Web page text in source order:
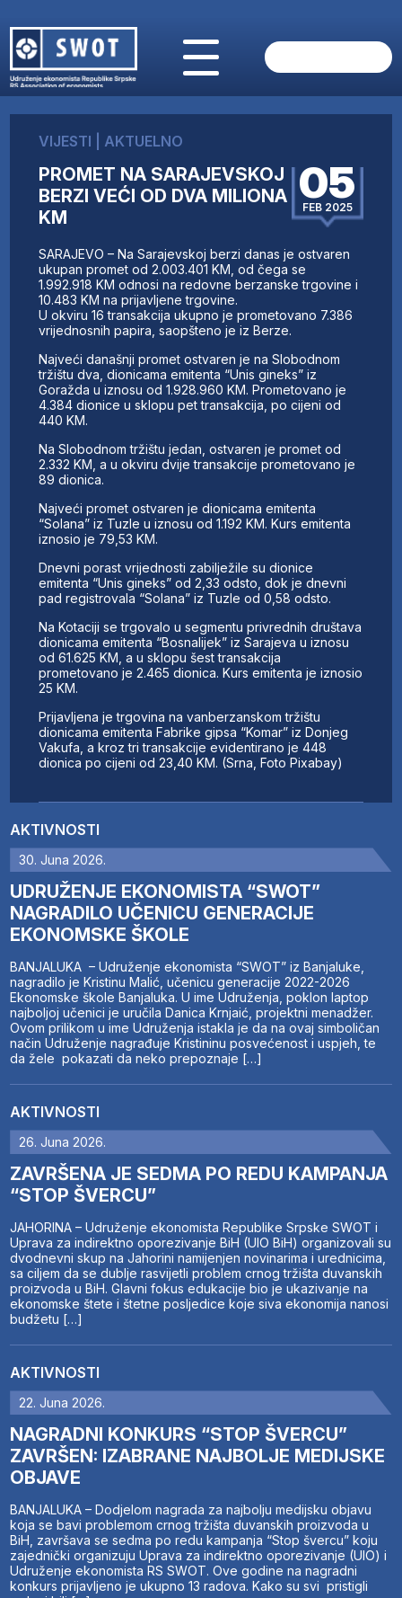
O NAMA
AKTUELNO
ANALIZE
KOMPANIJE
FINANSIJE
IZ STRANIH MEDIJA
AKTIVNOSTI
SWOT INTERVJU
UČLANI SE
KONTAKT
AKTIVNOSTI
30. Juna 2026.
UDRUŽENJE EKONOMISTA “SWOT”
NAGRADILO UČENICU GENERACIJE
EKONOMSKE ŠKOLE
BANJALUKA – Udruženje ekonomista “SWOT” iz Banjaluke,
nagradilo je Kristinu Malić, učenicu generacije 2022-2026
Ekonomske škole Banjaluka. U ime Udruženja, poklon laptop
najboljoj učenici je uručila Danica Krnjaić, projektni menadžer.
Ovom prilikom u ime Udruženja istakla je da na ovaj simboličan
način Udruženje nagrađuje Kristininu posvećenost i uspjeh, te
da žele pokazati da neko prepoznaje […]
AKTIVNOSTI
26. Juna 2026.
ZAVRŠENA JE SEDMA PO REDU KAMPANJA
“STOP ŠVERCU”
JAHORINA – Udruženje ekonomista Republike Srpske SWOT i
Uprava za indirektno oporezivanje BiH (UIO BiH) organizovali su
dvodnevni skup na Jahorini namijenjen novinarima i urednicima,
sa ciljem da se dublje rasvijetli problem crnog tržišta duvanskih
proizvoda u BiH. Glavni fokus edukacije bio je ukazivanje na
ekonomske štete i štetne posljedice koje siva ekonomija nanosi
budžetu […]
AKTIVNOSTI
22. Juna 2026.
NAGRADNI KONKURS “STOP ŠVERCU”
ZAVRŠEN: IZABRANE NAJBOLJE MEDIJSKE
OBJAVE
BANJALUKA – Dodjelom nagrada za najbolju medijsku objavu
koja se bavi problemom crnog tržišta duvanskih proizvoda u
BiH, završava se sedma po redu kampanja “Stop švercu” koju
zajednički organizuju Uprava za indirektno oporezivanje (UIO) i
Udruženje ekonomista RS SWOT. Ove godine na nagradni
konkurs prijavljeno je ukupno 13 radova. Kako su svi pristigli
VIJESTI AKTUELNO
PROMET NA SARAJEVSKOJ
BERZI VEĆI OD DVA MILIONA
KM
05
FEB 2025
SARAJEVO – Na Sarajevskoj berzi danas je ostvaren
ukupan promet od 2.003.401 KM, od čega se
1.992.918 KM odnosi na redovne berzanske trgovine i
10.483 KM na prijavljene trgovine.
U okviru 16 transakcija ukupno je prometovano 7.386
vrijednosnih papira, saopšteno je iz Berze.
Najveći današnji promet ostvaren je na Slobodnom
tržištu dva, dionicama emitenta “Unis gineks” iz
Goražda u iznosu od 1.928.960 KM. Prometovano je
4.384 dionice u sklopu pet transakcija, po cijeni od
440 KM.
Na Slobodnom tržištu jedan, ostvaren je promet od
2.332 KM, a u okviru dvije transakcije prometovano je
89 dionica.
Najveći promet ostvaren je dionicama emitenta
“Solana” iz Tuzle u iznosu od 1.192 KM. Kurs emitenta
iznosio je 79,53 KM.
Dnevni porast vrijednosti zabilježile su dionice
emitenta “Unis gineks” od 2,33 odsto, dok je dnevni
pad registrovala “Solana” iz Tuzle od 0,58 odsto.
Na Kotaciji se trgovalo u segmentu privrednih društava
dionicama emitenta “Bosnalijek” iz Sarajeva u iznosu
od 61.625 KM, a u sklopu šest transakcija
prometovano je 2.465 dionica. Kurs emitenta je iznosio
25 KM.
Prijavljena je trgovina na vanberzanskom tržištu
dionicama emitenta Fabrike gipsa “Komar” iz Donjeg
Vakufa, a kroz tri transakcije evidentirano je 448
dionica po cijeni od 23,40 KM. (Srna, Foto Pixabay)